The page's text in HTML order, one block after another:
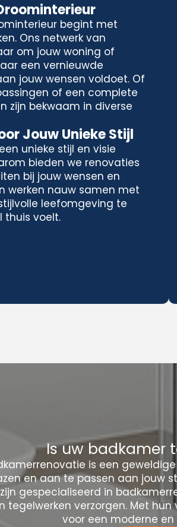
begint met
Ons netwerk van
om jouw woning of
een vernieuwde
jouw wensen voldoet. Of
of een complete
zijn bekwaam in diverse
Jouw Unieke Stijl
unieke stijl en visie
bieden we renovaties
bij jouw wensen en
werken nauw samen met
leefomgeving te
thuis voelt.
Is uw badkamer
is een
en aan te passen aan jouw
gespecialiseerd in
tegelwerken verzorgen. Met
voor een moderne